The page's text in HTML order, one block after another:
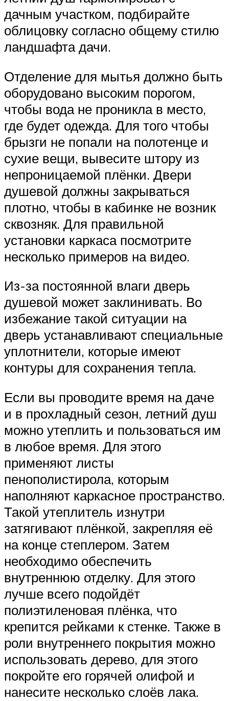
дачным участком, подбирайте
облицовку согласно общему стилю
ландшафта дачи.
Отделение для мытья должно быть
оборудовано высоким порогом,
чтобы вода не проникла в место,
где будет одежда. Для того чтобы
брызги не попали на полотенце и
сухие вещи, вывесите штору из
непроницаемой плёнки. Двери
душевой должны закрываться
плотно, чтобы в кабинке не возник
сквозняк. Для правильной
установки каркаса посмотрите
несколько примеров на видео.
Из-за постоянной влаги дверь
душевой может заклинивать. Во
избежание такой ситуации на
дверь устанавливают специальные
уплотнители, которые имеют
контуры для сохранения тепла.
Если вы проводите время на даче
и в прохладный сезон, летний душ
можно утеплить и пользоваться им
в любое время. Для этого
применяют листы
пенополистирола, которым
наполняют каркасное пространство.
Такой утеплитель изнутри
затягивают плёнкой, закрепляя её
на конце степлером. Затем
необходимо обеспечить
внутреннюю отделку. Для этого
лучше всего подойдёт
полиэтиленовая плёнка, что
крепится рейками к стенке. Также в
роли внутреннего покрытия можно
использовать дерево, для этого
покройте его горячей олифой и
нанесите несколько слоёв лака.